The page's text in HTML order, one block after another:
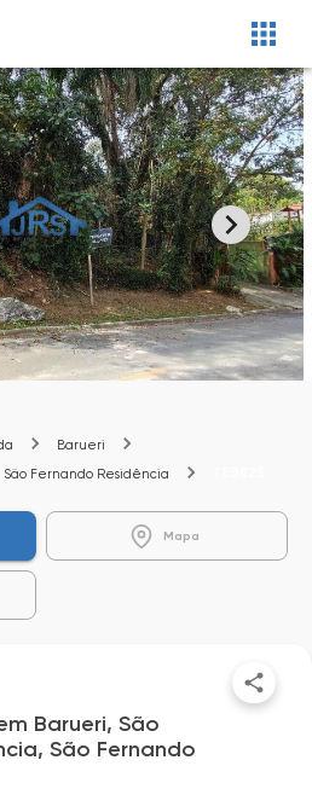
Barueri
São Fernando Residência
Mapa
Barueri, São
São Fernando